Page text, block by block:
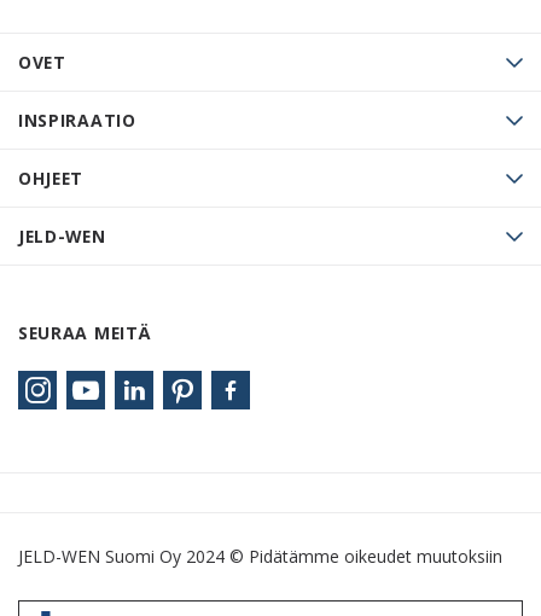
OVET
INSPIRAATIO
OHJEET
JELD-WEN
SEURAA MEITÄ
JELD-WEN Suomi Oy 2024 © Pidätämme oikeudet muutoksiin